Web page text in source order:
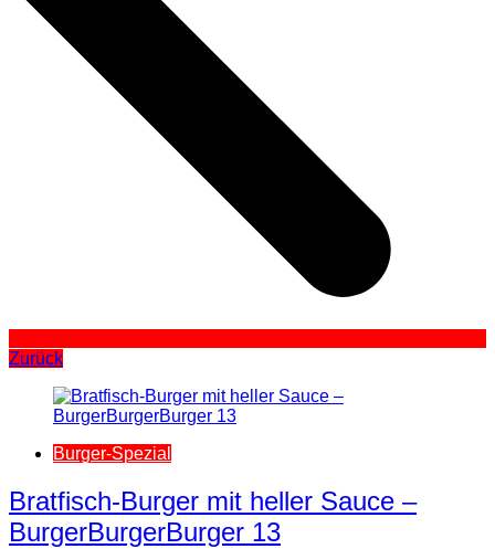
Zurück
Burger-Spezial
Bratfisch-Burger mit heller Sauce –
BurgerBurgerBurger 13